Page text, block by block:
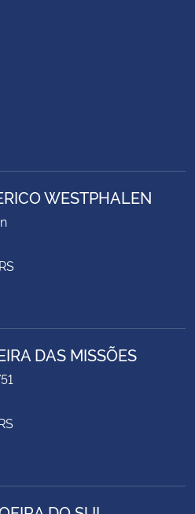
WESTPHALEN
DAS MISSÕES